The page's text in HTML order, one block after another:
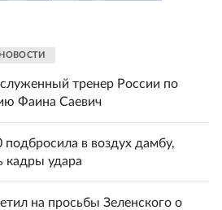
тренер России по
Фаина Саевич
в воздух дамбу,
кадры удара
на просьбы Зеленского о